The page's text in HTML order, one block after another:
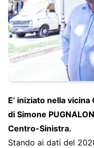
E’ iniziato nella
di Simone
Centro-Sinistra.
Stando ai dati del